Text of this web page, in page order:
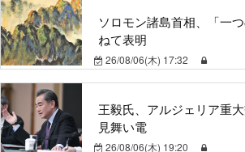
ソロモン諸島首相、「一
ねて表明
26/08/06(木) 17:32
王毅氏、アルジェリア重
見舞い電
26/08/06(木) 19:20